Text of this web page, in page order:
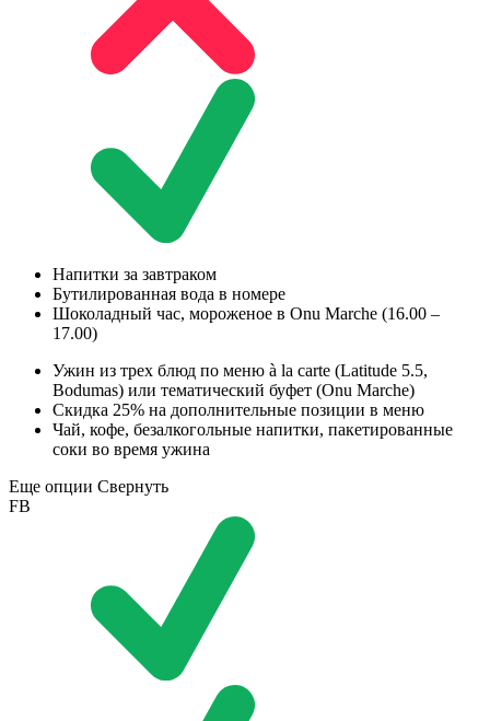
Напитки за завтраком
Бутилированная вода в номере
Шоколадный час, мороженое в Onu Marche (16.00 –
17.00)
Ужин из трех блюд по меню à la carte (Latitude 5.5,
Bodumas) или тематический буфет (Onu Marche)
Скидка 25% на дополнительные позиции в меню
Чай, кофе, безалкогольные напитки, пакетированные
соки во время ужина
Еще опции Свернуть
FB